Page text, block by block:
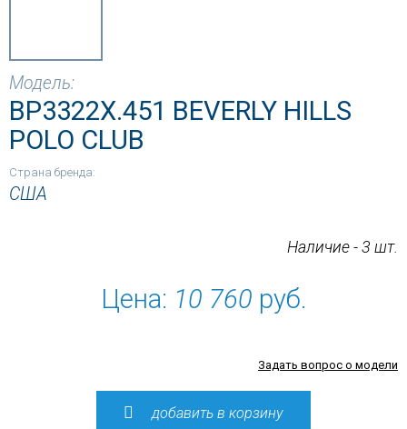
Модель:
BP3322X.451 BEVERLY HILLS
POLO CLUB
Страна бренда:
США
Наличие - 3 шт.
Цена: 10 760 руб.
Задать вопрос о модели
добавить в корзину